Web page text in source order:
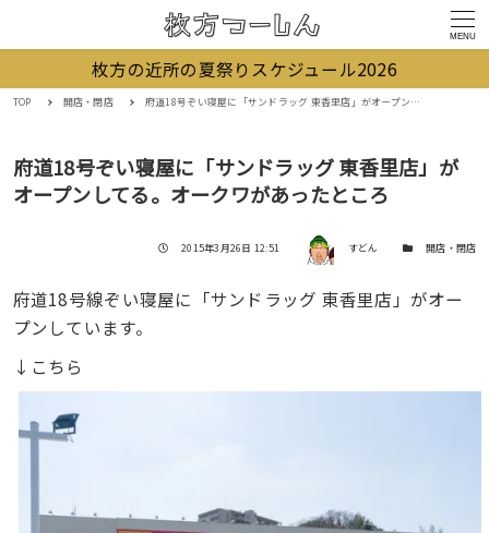
MENU
枚方の近所の夏祭りスケジュール2026
TOP 開店・閉店 府道18号ぞい寝屋に「サンドラッグ 東香里店」がオープンしてる。オークワがあったところ
府道18号ぞい寝屋に「サンドラッグ 東香里店」が
オープンしてる。オークワがあったところ
投稿日
2015年3月26日 12:51 著者 すどん カテゴリー開店・閉店
府道18号線ぞい寝屋に「サンドラッグ 東香里店」がオー
プンしています。
↓こちら